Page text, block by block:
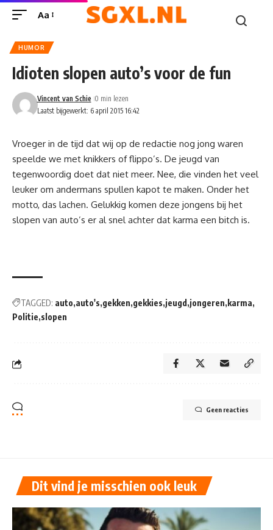
Aa
HUMOR
Idioten slopen auto’s voor de fun
Laatst bijgewerkt: 6 april 2015 16:42
Vincent van Schie 0 min lezen
Vroeger in de tijd dat wij op de redactie nog jong waren
speelde we met knikkers of flippo’s. De jeugd van
tegenwoordig doet dat niet meer. Nee, die vinden het veel
leuker om andermans spullen kapot te maken. Onder het
motto, das lachen. Gelukkig komen deze jongens bij het
slopen van auto’s er al snel achter dat karma een bitch is.
TAGGED: auto auto's gekken gekkies jeugd jongeren karma
Politie slopen
Geen reacties
Dit vind je misschien ook leuk